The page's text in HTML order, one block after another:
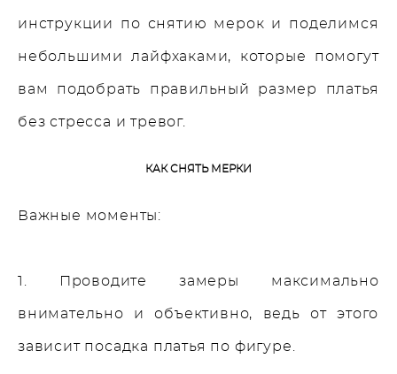
инструкции по снятию мерок и поделимся
небольшими лайфхаками, которые помогут
вам подобрать правильный размер платья
без стресса и тревог.
КАК СНЯТЬ МЕРКИ
Важные моменты:
1. Проводите замеры максимально
внимательно и объективно, ведь от этого
зависит посадка платья по фигуре.